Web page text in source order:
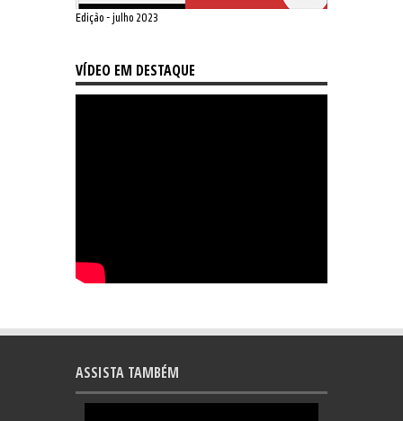
Edição - julho 2023
VÍDEO EM DESTAQUE
ASSISTA TAMBÉM